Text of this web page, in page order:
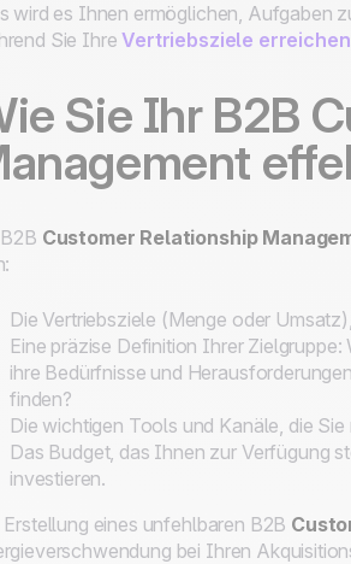
wird es Ihnen ermöglichen, Aufgaben
Sie IhreVertriebsziele
Sie Ihr B2B
Customer Relationship
Die Vertriebsziele (Menge oder
Eine präzise Definition Ihrer
ihre Bedürfnisse und
finden?
Die wichtigen Tools und Kanäle, die
Das Budget, das Ihnen zur Verfügung
investieren.
Erstellung eines unfehlbaren B2B
bei Ihren